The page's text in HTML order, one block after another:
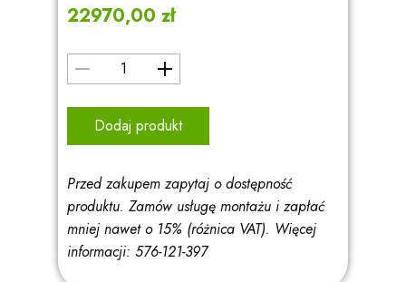
22970,00 zł
Dodaj produkt
Przed zakupem zapytaj o dostępność
produktu. Zamów usługę montażu i zapłać
mniej nawet o 15% (różnica VAT). Więcej
informacji: 576-121-397